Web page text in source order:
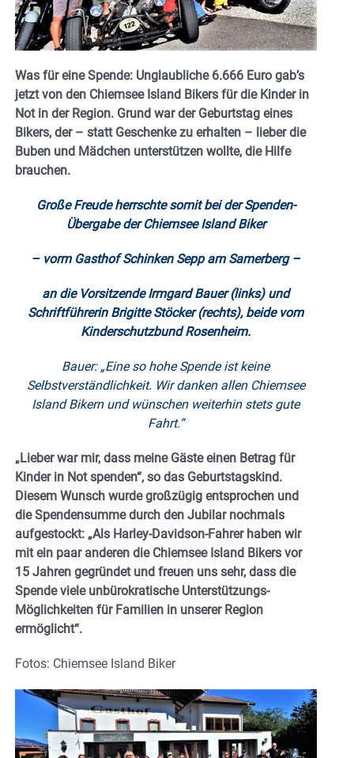
Was für eine Spende: Unglaubliche 6.666 Euro gab’s
jetzt von den Chiemsee Island Bikers für die Kinder in
Not in der Region. Grund war der Geburtstag eines
Bikers, der – statt Geschenke zu erhalten – lieber die
Buben und Mädchen unterstützen wollte, die Hilfe
brauchen.
Große Freude herrschte somit bei der Spenden-
Übergabe der Chiemsee Island Biker
– vorm Gasthof Schinken Sepp am Samerberg –
an die Vorsitzende Irmgard Bauer (links) und
Schriftführerin Brigitte Stöcker (rechts), beide vom
Kinderschutzbund Rosenheim.
Bauer: „Eine so hohe Spende ist keine
Selbstverständlichkeit. Wir danken allen Chiemsee
Island Bikern und wünschen weiterhin stets gute
Fahrt.“
„Lieber war mir, dass meine Gäste einen Betrag für
Kinder in Not spenden“, so das Geburtstagskind.
Diesem Wunsch wurde großzügig entsprochen und
die Spendensumme durch den Jubilar nochmals
aufgestockt: „Als Harley-Davidson-Fahrer haben wir
mit ein paar anderen die Chiemsee Island Bikers vor
15 Jahren gegründet und freuen uns sehr, dass die
Spende viele unbürokratische Unterstützungs-
Möglichkeiten für Familien in unserer Region
ermöglicht“.
Fotos: Chiemsee Island Biker